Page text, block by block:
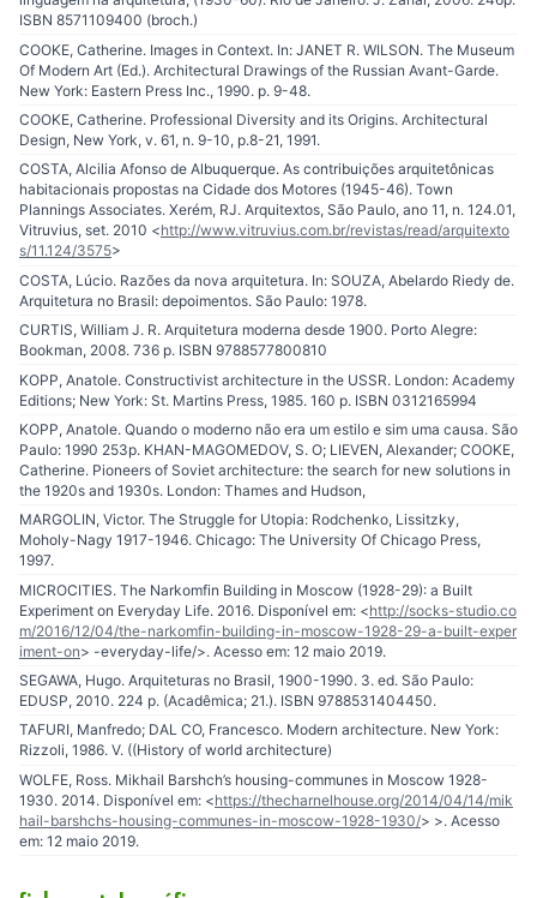
ISBN 8571109400 (broch.)
COOKE, Catherine. Images in Context. In: JANET R. WILSON. The Museum
Of Modern Art (Ed.). Architectural Drawings of the Russian Avant-Garde​.
New York: Eastern Press Inc., 1990. p. 9-48.
COOKE, Catherine. Professional Diversity and its Origins. ​Architectural
Design​, New York, v. 61, n. 9-10, p.8-21, 1991.
COSTA, Alcilia Afonso de Albuquerque. As contribuições arquitetônicas
habitacionais propostas na Cidade dos Motores (1945-46). Town
Plannings Associates. Xerém, RJ. ​Arquitextos​, São Paulo, ano 11, n. 124.01,
Vitruvius, set. 2010 <http://www.vitruvius.com.br/revistas/read/arquitexto
s/11.124/3575>
COSTA, Lúcio. Razões da nova arquitetura. In: SOUZA, Abelardo Riedy de. ​
Arquitetura no Brasil: depoimentos. São Paulo: 1978.
CURTIS, William J. R.​ Arquitetura moderna desde 1900​. Porto Alegre:
Bookman, 2008. 736 p. ISBN 9788577800810
KOPP, Anatole. ​Constructivist architecture in the USSR​. London: Academy
Editions; New York: St. Martins Press, 1985. 160 p. ISBN 0312165994
KOPP, Anatole. ​Quando o moderno não era um estilo e sim uma causa​. São
Paulo: 1990 253p. KHAN-MAGOMEDOV, S. O; LIEVEN, Alexander; COOKE,
Catherine. ​Pioneers of Soviet architecture:​ the search for new solutions in
the 1920s and 1930s. London: Thames and Hudson,
MARGOLIN, Victor. ​The Struggle for Utopia:​ Rodchenko, Lissitzky,
Moholy-Nagy 1917-1946. Chicago: The University Of Chicago Press,
1997.
MICROCITIES. ​The Narkomfin Building in Moscow (1928-29): a Built
Experiment on Everyday Life.​ 2016. Disponível em: <http://socks-studio.co
m/2016/12/04/the-narkomfin-building-in-moscow-1928-29-a-built-exper
iment-on> -everyday-life/>. Acesso em: 12 maio 2019.
SEGAWA, Hugo. ​Arquiteturas no Brasil, 1900-1990​. 3. ed. São Paulo:
EDUSP, 2010. 224 p. (Acadêmica; 21.). ISBN 9788531404450.
TAFURI, Manfredo; DAL CO, Francesco. ​Modern architecture.​ New York:
Rizzoli, 1986. V. ((History of world architecture)
WOLFE, Ross. ​Mikhail Barshch’s housing-communes in Moscow 1928-
1930​. 2014. Disponível em: <https://thecharnelhouse.org/2014/04/14/mik
hail-barshchs-housing-communes-in-moscow-1928-1930/> >. Acesso
em: 12 maio 2019.